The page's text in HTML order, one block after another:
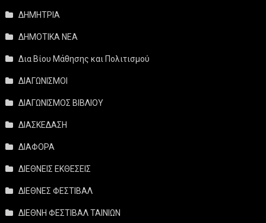
ΔΗΜΗΤΡΙΑ
ΔΗΜΟΤΙΚΑ ΝΕΑ
Δια Βίου Μάθησης και Πολιτισμού
ΔΙΑΓΩΝΙΣΜΟΙ
ΔΙΑΓΩΝΙΣΜΟΣ ΒΙΒΛΙΟΥ
ΔΙΑΣΚΕΔΑΣΗ
ΔΙΑΦΟΡΑ
ΔΙΕΘΝΕΙΣ ΕΚΘΕΣΕΙΣ
ΔΙΕΘΝΕΣ ΦΕΣΤΙΒΑΛ
ΔΙΕΘΝΗ ΦΕΣΤΙΒΑΛ ΤΑΙΝΙΩΝ